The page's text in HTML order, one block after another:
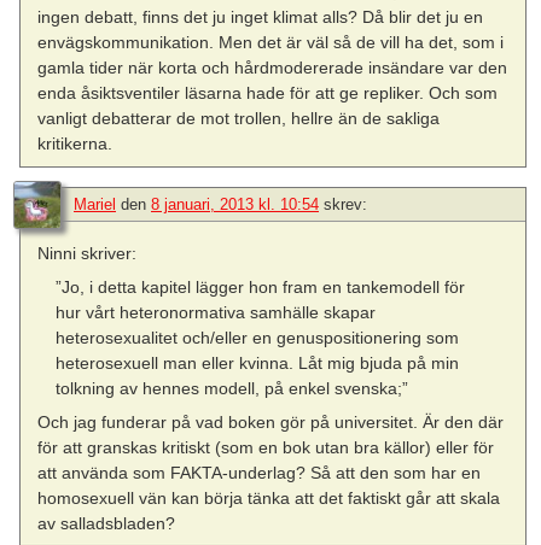
ingen debatt, finns det ju inget klimat alls? Då blir det ju en
envägskommunikation. Men det är väl så de vill ha det, som i
gamla tider när korta och hårdmodererade insändare var den
enda åsiktsventiler läsarna hade för att ge repliker. Och som
vanligt debatterar de mot trollen, hellre än de sakliga
kritikerna.
Mariel den 8 januari, 2013 kl. 10:54 skrev:
Ninni skriver:
”Jo, i detta kapitel lägger hon fram en tankemodell för
hur vårt heteronormativa samhälle skapar
heterosexualitet och/eller en genuspositionering som
heterosexuell man eller kvinna. Låt mig bjuda på min
tolkning av hennes modell, på enkel svenska;”
Och jag funderar på vad boken gör på universitet. Är den där
för att granskas kritiskt (som en bok utan bra källor) eller för
att använda som FAKTA-underlag? Så att den som har en
homosexuell vän kan börja tänka att det faktiskt går att skala
av salladsbladen?